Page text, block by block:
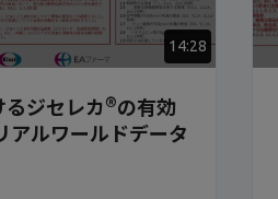
14:28
ジセレカ ®の有効
アルワールドデータ